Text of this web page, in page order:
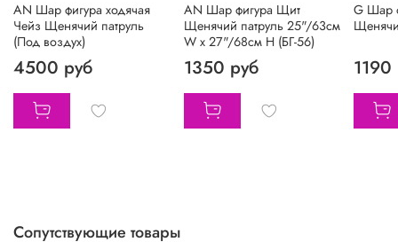
АN Шар фигура ходячая
Чейз Щенячий патруль
(Под воздух)
4500 руб
AN Шар фигура Щит
Щенячий патруль 25"/63см
W х 27"/68см H (БГ-56)
1350 руб
G Шар
1190
Сопутствующие товары